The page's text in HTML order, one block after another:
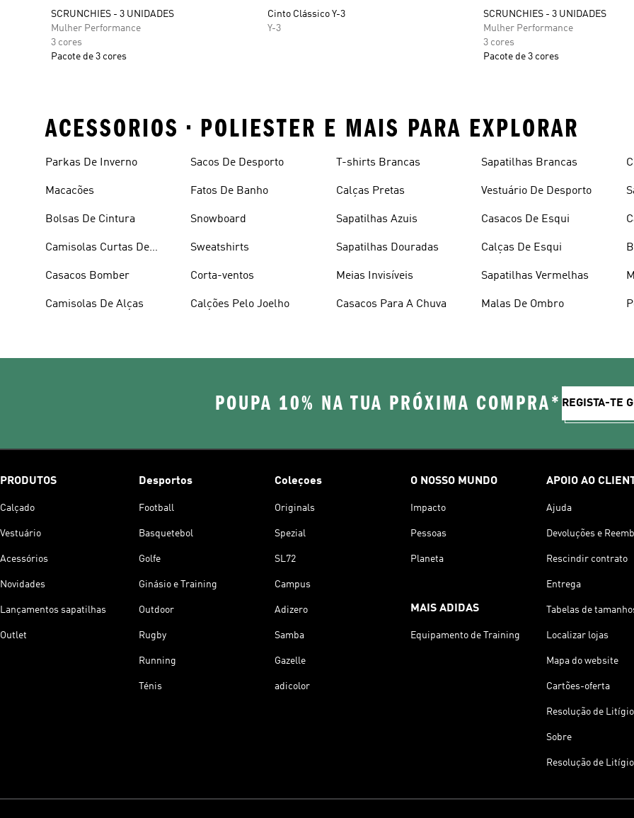
SCRUNCHIES - 3 UNIDADES
Mulher Performance
3 cores
Pacote de 3 cores
Cinto Clássico Y-3
Y-3
SCRUNCHIES - 3 UNIDADES
Mulher Performance
3 cores
Pacote de 3 cores
ACESSORIOS • POLIESTER E MAIS PARA EXPLORAR
Parkas De Inverno
Macacões
Bolsas De Cintura
Camisolas Curtas De
Casacos Bomber
Camisolas De Alças
Sacos De Desporto
Fatos De Banho
Snowboard
Sweatshirts
Corta-ventos
Calções Pelo Joelho
T-shirts Brancas
Calças Pretas
Sapatilhas Azuis
Sapatilhas Douradas
Meias Invisíveis
Casacos Para A Chuva
Sapatilhas Brancas
Vestuário De Desporto
Casacos De Esqui
Calças De Esqui
Sapatilhas Vermelhas
Malas De Ombro
POUPA 10% NA TUA PRÓXIMA COMPRA* REGISTA-TE
PRODUTOS
Calçado
Vestuário
Acessórios
Novidades
Lançamentos sapatilhas
Outlet
Desportos
Football
Basquetebol
Golfe
Ginásio e Training
Outdoor
Rugby
Running
Ténis
Coleçoes
Originals
Spezial
SL72
Campus
Adizero
Samba
Gazelle
adicolor
O NOSSO MUNDO
Impacto
Pessoas
Planeta
MAIS ADIDAS
Equipamento de Training
APOIO AO
Ajuda
Devoluções e
Rescindir contrato
Entrega
Tabelas de
Localizar lojas
Mapa do website
Cartões-oferta
Resolução de
Sobre
Resolução de